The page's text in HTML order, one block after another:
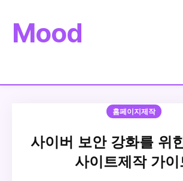
Mood
홈페이지제작
사이버 보안 강화를 위
사이트제작 가이